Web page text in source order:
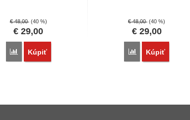
€48,00 (40 %)
€ 29,00
Porovnať
Kúpiť
€48,00 (40 %)
€29,00
Porovnať
Kúpiť